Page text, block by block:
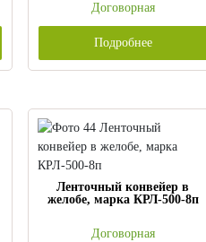
Договорная
Подробнее
Ленточный конвейер в
желобе, марка КРЛ-500-8п
Договорная